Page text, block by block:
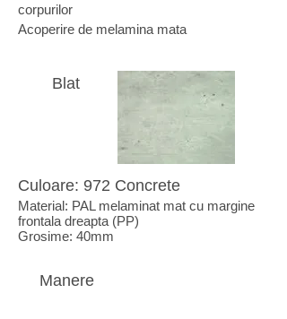
corpurilor
Acoperire de melamina mata
Blat
Culoare: 972 Concrete
Material: PAL melaminat mat cu margine
frontala dreapta (PP)
Grosime: 40mm
Manere